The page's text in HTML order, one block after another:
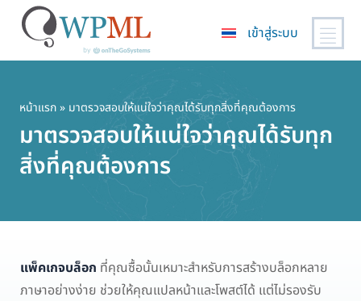
เนื้อหา
หลัก
เข้าสู่ระบบ
หน้าแรก» มาตรวจสอบให้แน่ใจว่าคุณได้รับทุกสิ่งที่คุณต้องการ
มาตรวจสอบให้แน่ใจว่าคุณได้รับทุก
สิ่งที่คุณต้องการ
แพ็คเกจบล็อก ที่คุณซื้อนั้นเหมาะสำหรับการสร้างบล็อกหลาย
ภาษาอย่างง่าย ช่วยให้คุณแปลหน้าและโพสต์ได้ แต่ไม่รองรับ